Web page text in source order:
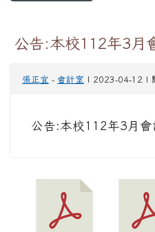
公告:本校112年3月
張正宜 - 會計室 | 2023-04-12 |
公告:本校112年3月會